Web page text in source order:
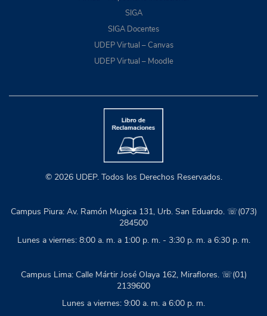
SIGA
SIGA Docentes
UDEP Virtual – Canvas
UDEP Virtual – Moodle
© 2026 UDEP. Todos los Derechos Reservados.
Campus Piura: Av. Ramón Mugica 131, Urb. San Eduardo. ☏(073)
284500
Lunes a viernes: 8:00 a. m. a 1:00 p. m. - 3:30 p. m. a 6:30 p. m.
Campus Lima: Calle Mártir José Olaya 162, Miraflores. ☏(01)
2139600
Lunes a viernes: 9:00 a. m. a 6:00 p. m.